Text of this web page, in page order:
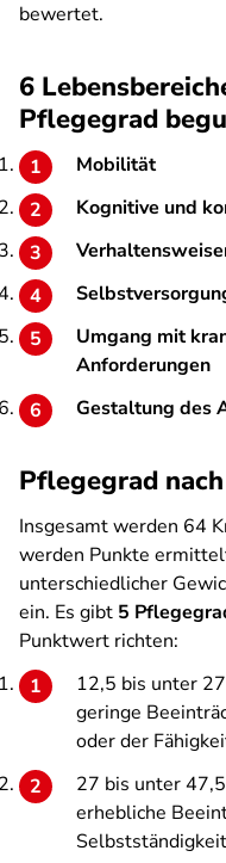
bewertet.
6
Pflegegrad
Mobilität
Kognitive und
Umgang mit
Anforderungen
Gestaltung des
Pflegegrad
Insgesamt werden 64
werden Punkte
unterschiedlicher
ein. Es gibt 5
Punktwert richten:
12,5 bis unter
geringe
oder der
27 bis unter
erhebliche